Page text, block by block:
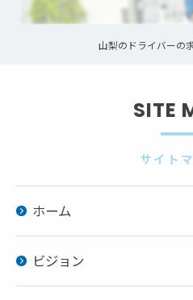
山梨のドライバーの
サイト
SITE
ホーム
ビジョン